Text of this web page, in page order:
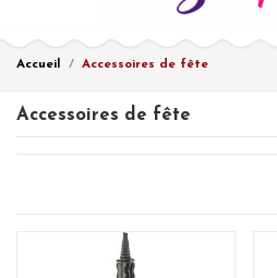
Accueil Accessoires de fête
Accessoires de fête